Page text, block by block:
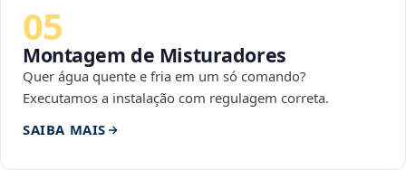
05
Montagem de Misturadores
Quer água quente e fria em um só comando?
Executamos a instalação com regulagem correta.
SAIBA MAIS